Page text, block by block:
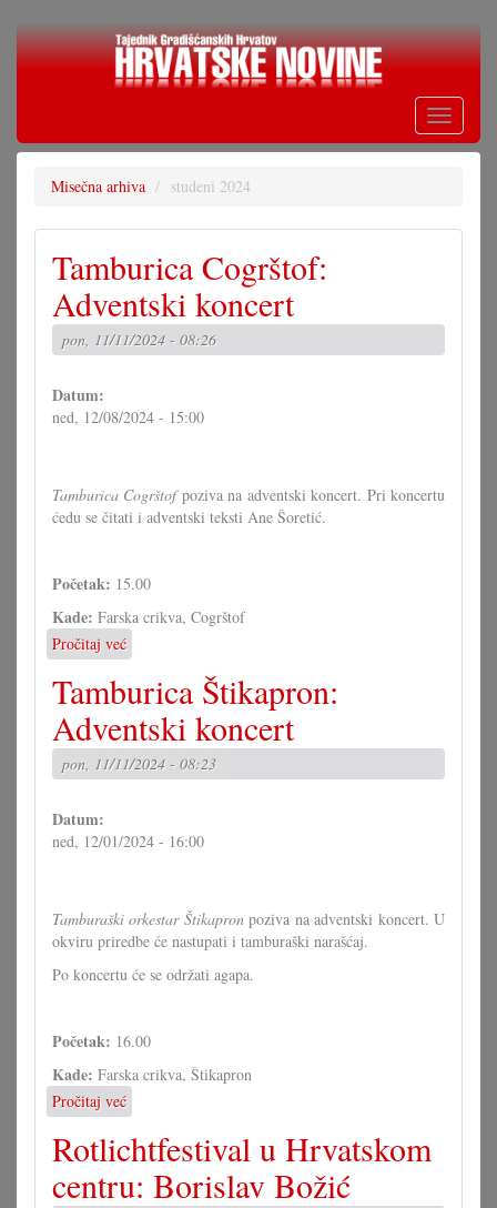
Skoči
Toggle
Misečna arhiva studeni 2024
Tamburica Cogrštof:
Adventski koncert
pon, 11/11/2024 - 08:26
Datum:
ned, 12/08/2024 - 15:00
Tamburica Cogrštofpoziva na adventski koncert. Pri koncertu
ćedu se čitati i adventski teksti Ane Šoretić.
Početak: 15.00
Kade: Farska crikva, Cogrštof
Pročitaj već
Tamburica
Cogrštof:
Adventski
koncert
Tamburica Štikapron:
Adventski koncert
pon, 11/11/2024 - 08:23
Datum:
ned, 12/01/2024 - 16:00
Tamburaški orkestar Štikapronpoziva na adventski koncert. U
okviru priredbe će nastupati i tamburaški narašćaj.
Po koncertu će se održati agapa.
Početak: 16.00
Kade: Farska crikva, Štikapron
Pročitaj već
Tamburica
Štikapron:
Adventski
koncert
Rotlichtfestival u Hrvatskom
centru: Borislav Božić